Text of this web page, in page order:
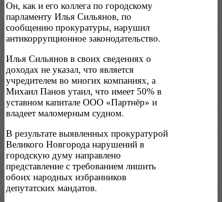
Он, как и его коллега по городскому
парламенту Илья Сильянов, по
сообщению прокуратуры, нарушил
антикоррупционное законодательство.
Илья Сильянов в своих сведениях о
доходах не указал, что является
учредителем во многих компаниях, а
Михаил Панов утаил, что имеет 50% в
уставном капитале ООО «Партнёр» и
владеет маломерным судном.
В результате выявленных прокуратурой
Великого Новгорода нарушений в
городскую думу направлено
представление с требованием лишить
обоих народных избранников
депутатских мандатов.